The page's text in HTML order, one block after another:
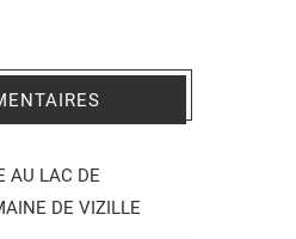
AU LAC DE
DE VIZILLE